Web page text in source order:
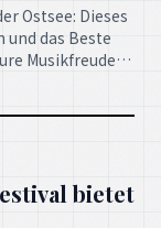
Ostsee: Dieses
das Beste
Musikfreude
bietet